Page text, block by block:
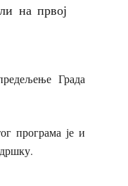
на првој
Града
програма је и